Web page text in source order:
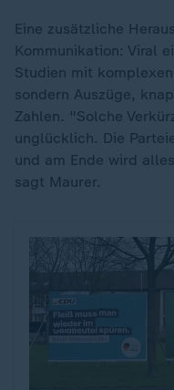
Eine zusätzliche
Kommunikation: Viral
Studien mit
sondern Auszüge,
Zahlen. "Solche
unglücklich. Die
und am Ende wird
sagt Maurer.